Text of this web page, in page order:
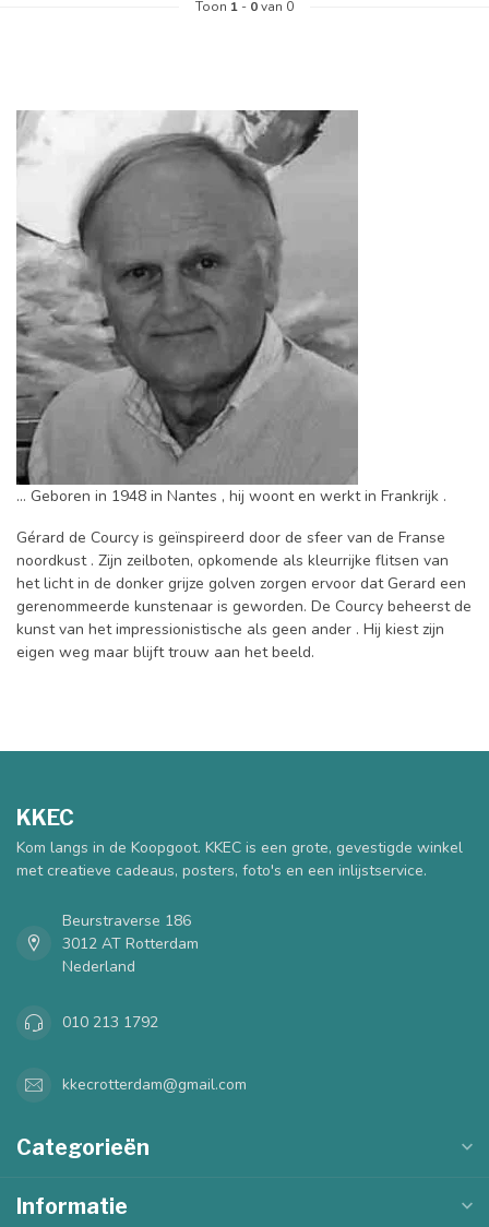
Toon 1 - 0van 0
... Geboren in 1948 in Nantes , hij woont en werkt in Frankrijk .
Gérard de Courcy is geïnspireerd door de sfeer van de Franse
noordkust . Zijn zeilboten, opkomende als kleurrijke flitsen van
het licht in de donker grijze golven zorgen ervoor dat Gerard een
gerenommeerde kunstenaar is geworden. De Courcy beheerst de
kunst van het impressionistische als geen ander . Hij kiest zijn
eigen weg maar blijft trouw aan het beeld.
KKEC
Kom langs in de Koopgoot. KKEC is een grote, gevestigde winkel
met creatieve cadeaus, posters, foto's en een inlijstservice.
Beurstraverse 186
3012 AT Rotterdam
Nederland
010 213 1792
kkecrotterdam@gmail.com
Categorieën
Informatie